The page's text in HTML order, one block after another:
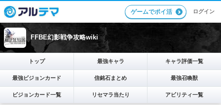
ゲームでポイ活 ログイン
FFBE幻影戦争攻略wiki
トップ 最強キャラ キャラ評価一覧
最強ビジョンカード 信銘石まとめ 最強召喚獣
ビジョンカード一覧 リセマラ当たり アビリティ一覧